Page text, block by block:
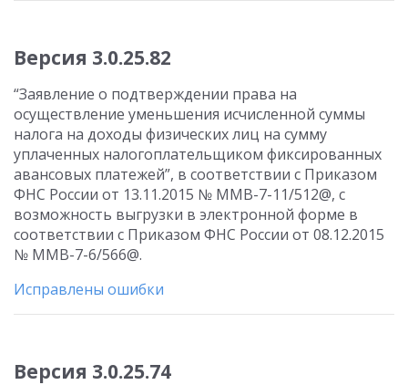
Версия 3.0.25.82
“Заявление о подтверждении права на
осуществление уменьшения исчисленной суммы
налога на доходы физических лиц на сумму
уплаченных налогоплательщиком фиксированных
авансовых платежей”, в соответствии с Приказом
ФНС России от 13.11.2015 № ММВ-7-11/512@, с
возможность выгрузки в электронной форме в
соответствии с Приказом ФНС России от 08.12.2015
№ ММВ-7-6/566@.
Исправлены ошибки
Версия 3.0.25.74